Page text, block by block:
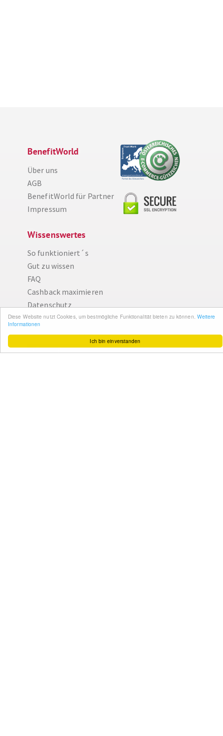
Ich bin einverstanden
Diese Website nutzt Cookies, um bestmögliche Funktionalität bieten zu können.
Weitere Informationen
BenefitWorld
Über uns
AGB
BenefitWorld für Partner
Impressum
Wissenswertes
So funktioniert´s
Gut zu wissen
FAQ
Cashback maximieren
Datenschutz
Ihr Feedback